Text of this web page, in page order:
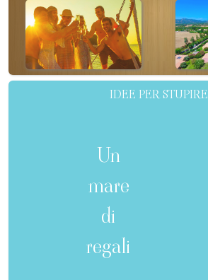
IDEE PER STUPIRE
Un
mare
di
regali